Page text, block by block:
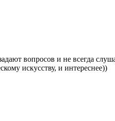
вопросов и не всегда
искусству, и интереснее))